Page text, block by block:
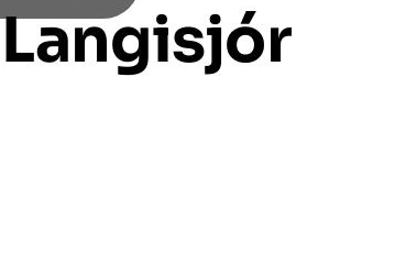
Langisjór